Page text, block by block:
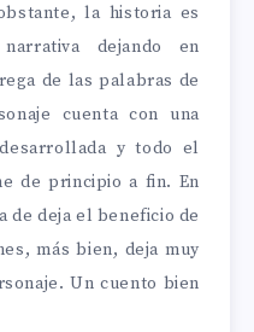
la historia es
dejando en
de las palabras de
cuenta con una
y todo el
de principio a fin. En
de deja el beneficio de
más bien, deja muy
Un cuento bien